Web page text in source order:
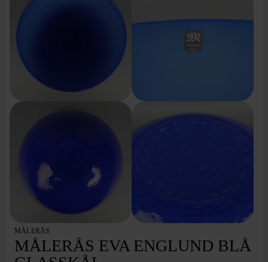
MÅLERÅS
MÅLERÅS EVA ENGLUND BLÅ